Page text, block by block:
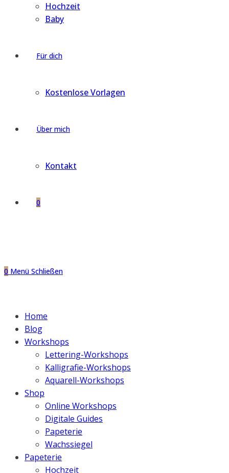
Hochzeit
Baby
Für dich
Kostenlose Vorlagen
Über mich
Kontakt
0
0 Menü Schließen
Home
Blog
Workshops
Lettering-Workshops
Kalligrafie-Workshops
Aquarell-Workshops
Shop
Online Workshops
Digitale Guides
Papeterie
Wachssiegel
Papeterie
Hochzeit